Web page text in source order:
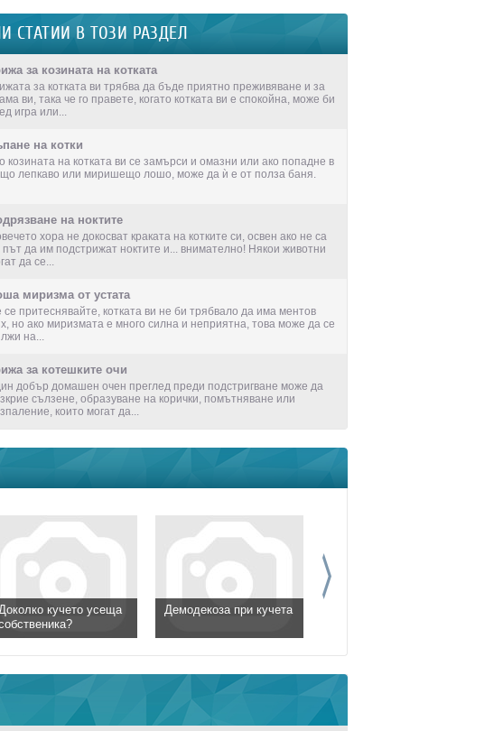
СТАТИИ В ТОЗИ РАЗДЕЛ
за козината на котката
за котката ви трябва да бъде приятно преживяване и за
ви, така че го правете, когато котката ви е спокойна, може би
игра или...
на котки
козината на котката ви се замърси и омазни или ако попадне в
лепкаво или миришещо лошо, може да ѝ е от полза баня.
на ноктите
хора не докосват краката на котките си, освен ако не са
път да им подстрижат ноктите и... внимателно! Някои животни
да се...
миризма от устата
се притеснявайте, котката ви не би трябвало да има ментов
но ако миризмата е много силна и неприятна, това може да се
на...
за котешките очи
добър домашен очен преглед преди подстригване може да
сълзене, образуване на корички, помътняване или
които могат да...
кучето усеща
Демодекоза при кучета